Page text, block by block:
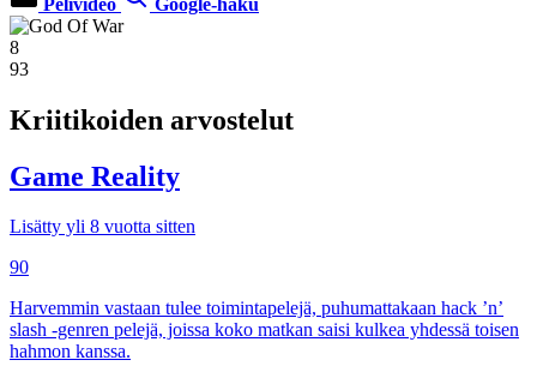
8
93
Kriitikoiden arvostelut
Game Reality
Lisätty yli 8 vuotta sitten
90
Harvemmin vastaan tulee toimintapelejä, puhumattakaan hack ’n’
slash -genren pelejä, joissa koko matkan saisi kulkea yhdessä toisen
hahmon kanssa.